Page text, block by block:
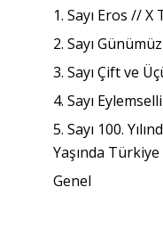
1. Sayı Eros //
2. Sayı
3. Sayı Çift ve
4. Sayı
5. Sayı 100.
Yaşında Türkiye
Genel